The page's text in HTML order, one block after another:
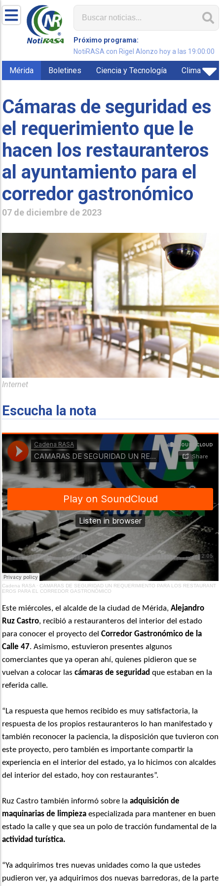
Próximo programa:
NotiRASA con Rigel Alonzo hoy a las 19:00:00
Mérida Boletines Ciencia y Tecnología Clima
Cámaras de seguridad es
el requerimiento que le
hacen los restauranteros
al ayuntamiento para el
corredor gastronómico
07 de diciembre de 2023
Internet
Escucha la nota
Cadena RASA · CAMARAS DE SEGURIDAD UN REQUERIMIENTO PARA LOS RESTAURANT
EROS PARA EL CORREDOR GASTRONÓMICO
Este miércoles, el alcalde de la ciudad de Mérida,Alejandro
Ruz Castro, recibió a restauranteros del interior del estado
para conocer el proyecto delCorredor Gastronómico de la
Calle 47. Asimismo, estuvieron presentes algunos
comerciantes que ya operan ahí, quienes pidieron que se
vuelvan a colocar lascámaras de seguridad que estaban en la
referida calle.
“La respuesta que hemos recibido es muy satisfactoria, la
respuesta de los propios restauranteros lo han manifestado y
también reconocer la paciencia, la disposición que tuvieron con
este proyecto, pero también es importante compartir la
experiencia en el interior del estado, ya lo hicimos con alcaldes
del interior del estado, hoy con restaurantes”.
Ruz Castro también informó sobre la adquisición de
maquinarias de limpieza especializada para mantener en buen
estado la calle y que sea un polo de tracción fundamental de la
actividad turística.
“Ya adquirimos tres nuevas unidades como la que ustedes
pudieron ver, ya adquirimos dos nuevas barredoras, de la parte